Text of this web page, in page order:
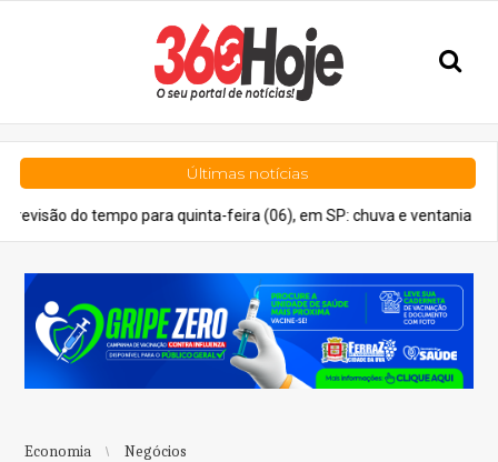
Últimas notícias
para quinta-feira (06), em SP: chuva e ventania Senado
Economia Negócios